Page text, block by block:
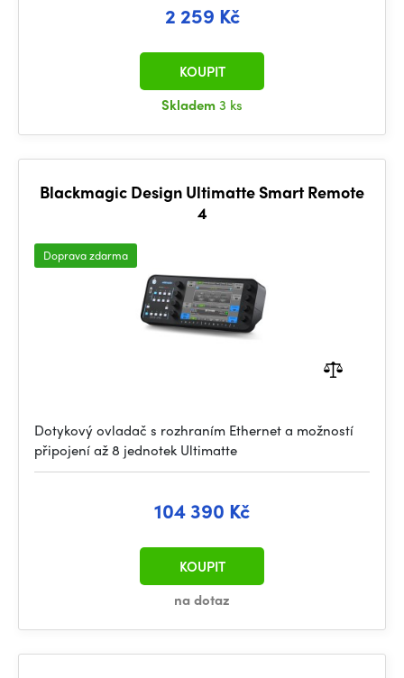
2 259 Kč
Skladem3 ks
KOUPIT
Blackmagic Design Ultimatte Smart Remote
4
Doprava zdarma
Dotykový ovladač s rozhraním Ethernet a možností
připojení až 8 jednotek Ultimatte
104 390 Kč
na dotaz
KOUPIT